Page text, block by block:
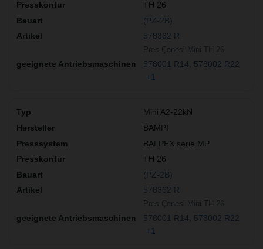
TH 26
(PZ-2B)
578362 R
578001 R14
578002 R22
+1
Mini A2-22kN
BAMPI
BALPEX serie MP
TH 26
(PZ-2B)
578362 R
578001 R14
578002 R22
+1